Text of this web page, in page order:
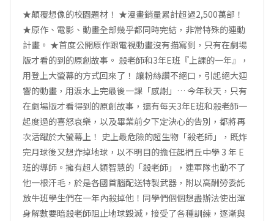
★顛覆想像的校園題材！ ★漫畫銷量累計超過2,500萬部！
★原作、電影、動畫全部幾乎都同時完結，非常特殊的連動
計畫。 ★首度公開原作跟電視動畫沒有描寫到，只有在劇場
版才看的到的原創故事。 殺老師和3年E班『上課的一年』，
用登上大螢幕的方式回來了！ 讓粉絲讚不絕口，引起絕大迴
響的動畫，用淚水上完最後一課「感謝」… 今年秋天，只有
在劇場版才看得到的原創故事，還有每天3年E班和殺老師一
起度過的喜怒哀樂，以及畢業前夕下定決心的告別，都將再
次活躍於大螢幕上！ 史上最危險的超生物「殺老師」，既炸
完月球後又想炸掉地球，以不明目的擔任起椚丘中學 3 年 E
班的導師。擁有超人類智慧的「殺老師」，連軍隊也動不了
他一根汗毛，於是各國首腦配送特製武器，附以高酬勞委託
放牛班學生們在一年內殺掉他！同學們個個想盡辦法使出渾
身解數要暗殺老師阻止地球毀滅，接受了各種訓練，逐漸與